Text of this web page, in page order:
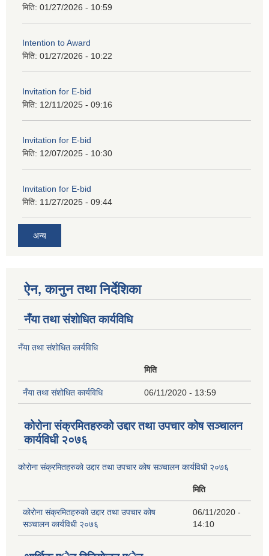
मिति: 01/27/2026 - 10:59
Intention to Award
मिति: 01/27/2026 - 10:22
Invitation for E-bid
मिति: 12/11/2025 - 09:16
Invitation for E-bid
मिति: 12/07/2025 - 10:30
Invitation for E-bid
मिति: 11/27/2025 - 09:44
अन्य
ऐन, कानुन तथा निर्देशिका
नँया तथा स‌ंशाेधित कार्यविधि
नँया तथा स‌ंशाेधित कार्यविधि
मिति
नँया तथा स‌ंशाेधित कार्यविधि 06/11/2020 - 13:59
कोरोना संक्रमितहरुको उद्दार तथा उपचार कोष सञ्चालन
कार्यविधी २०७६
कोरोना संक्रमितहरुको उद्दार तथा उपचार कोष सञ्चालन कार्यविधी २०७६
मिति
कोरोना संक्रमितहरुको उद्दार तथा उपचार कोष
सञ्चालन कार्यविधी २०७६
06/11/2020 -
14:10